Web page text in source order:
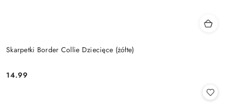
Skarpetki Border Collie Dziecięce (żółte)
Cena:
14.99